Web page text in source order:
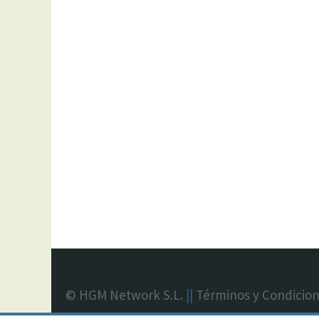
© HGM Network S.L. || Términos y